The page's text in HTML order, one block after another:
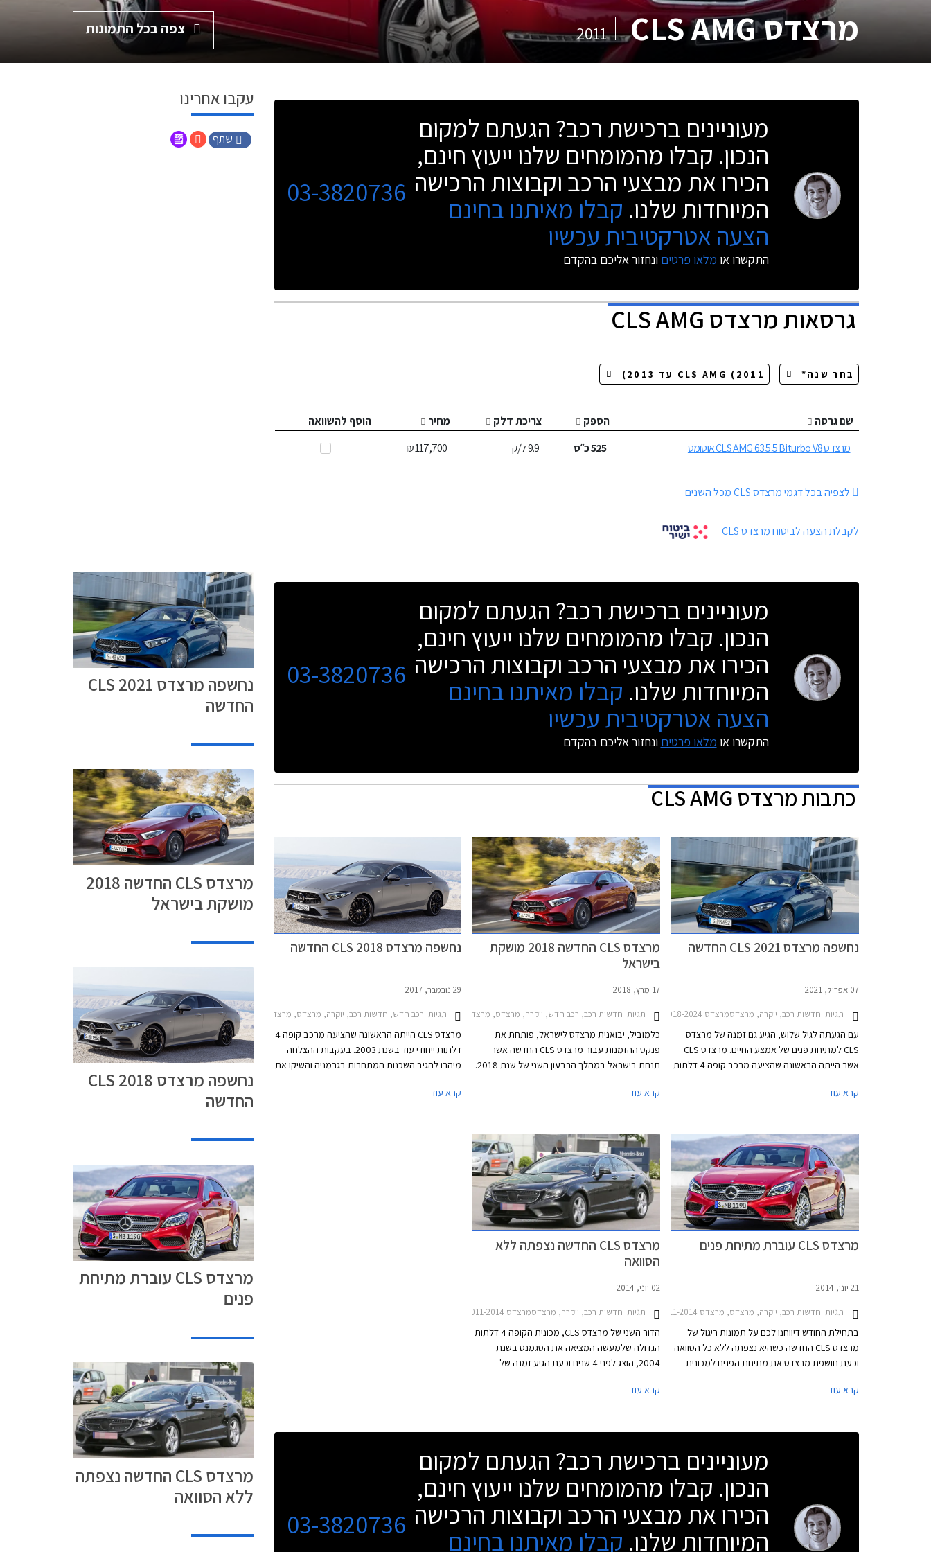
מרצדס CLS AMG 2011 צפה בכל התמונות
מעוניינים ברכישת רכב? הגעתם למקום
הנכון. קבלו מהמומחים שלנו ייעוץ חינם,
הכירו את מבצעי הרכב וקבוצות הרכישה
המיוחדות שלנו. קבלו מאיתנו בחינם
הצעה אטרקטיבית עכשיו
התקשרו או מלאו פרטים ונחזור אליכם בהקדם
03-3820736
גרסאותמרצדס CLS AMG
שם גרסה הספק צריכת דלק מחיר
הוסף להשוואה
מרצדס CLS AMG 63 5.5 Biturbo V8 אוטומט
525כ״ס 9.9ל/ק 117,700 ₪
לצפיה בכל דגמי מרצדס CLS מכל השנים
לקבלת הצעה לביטוח מרצדס CLS
עקבו אחרינו
שתף
מעוניינים ברכישת רכב? הגעתם למקום
הנכון. קבלו מהמומחים שלנו ייעוץ חינם,
הכירו את מבצעי הרכב וקבוצות הרכישה
המיוחדות שלנו. קבלו מאיתנו בחינם
הצעה אטרקטיבית עכשיו
התקשרו או מלאו פרטים ונחזור אליכם בהקדם
03-3820736
כתבותמרצדס CLS AMG
נחשפה מרצדס CLS 2021 החדשה
07 אפריל, 2021
תגיות: חדשות רכב, יוקרה, מרצדסמרצדס CLS 2018-2024
עם הגעתה לגיל שלוש, הגיע גם זמנה של מרצדס
CLS למתיחת פנים של אמצע החיים. מרצדס CLS
אשר הייתה הראשונה שהציעה מרכב קופה 4 דלתות
ב.מ.וו סדרה 6 ואאודי A7.
קרא עוד
מרצדס CLS החדשה 2018 מושקת
בישראל
17 מרץ, 2018
תגיות: חדשות רכב, רכב חדש, יוקרה, מרצדס, מרצדס CLS 2014-2018מחירון רכב
כלמוביל, יבואנית מרצדס לישראל, פותחת את
פנקס ההזמנות עבור מרצדס CLS החדשה אשר
תנחת בישראל במהלך הרבעון השני של שנת 2018.
הופעה מצודדת על פי שפת העיצוב החדשה של
קרא עוד
נחשפה מרצדס CLS 2018 החדשה
29 נובמבר, 2017
תגיות: רכב חדש, חדשות רכב, יוקרה, מרצדס, מרצדס CLS 2014-2018אאודי A7 2014-2018
מרצדס CLS הייתה הראשונה שהציעה מרכב קופה 4
דלתות ייחודי עוד בשנת 2003. בעקבות ההצלחה
מיהרו להגיב השכנות המתחרות בגרמניה והשיקו את
קרא עוד
מרצדס CLS עוברת מתיחת פנים
21 יוני, 2014
תגיות: חדשות רכב, יוקרה, מרצדס, מרצדס CLS 2011-2014, מרצדס CLS שוטינג ברייק 2012-2013מרצדס CLS AMG 2011-2013
בתחילת החודש דיווחנו לכם על תמונות ריגול של
מרצדס CLS החדשה כשהיא נצפתה ללא כל הסוואה
וכעת חושפת מרצדס את מתיחת הפנים למכונית
השינויים בעיצוב עדינים וכוללים בעיקר עדכון לפנסים
עשרות עיגולי כרום דמויי יהלומים.
קרא עוד
מרצדס CLS החדשה נצפתה ללא
הסוואה
02 יוני, 2014
תגיות: חדשות רכב, יוקרה, מרצדסמרצדס CLS 2011-2014
הדור השני של מרצדס CLS, מכונית הקופה 4 דלתות
הגדולה שלמעשה המציאה את הסגמנט בשנת
2004, הוצג לפני 4 שנים וכעת הגיע זמנה של
אנגליה.
קרא עוד
מעוניינים ברכישת רכב? הגעתם למקום
הנכון. קבלו מהמומחים שלנו ייעוץ חינם,
הכירו את מבצעי הרכב וקבוצות הרכישה
המיוחדות שלנו. קבלו מאיתנו בחינם
03-3820736
נחשפה מרצדס CLS 2021
החדשה
מרצדס CLS החדשה 2018
מושקת בישראל
נחשפה מרצדס CLS 2018
החדשה
מרצדס CLS עוברת מתיחת
פנים
מרצדס CLS החדשה נצפתה
ללא הסוואה